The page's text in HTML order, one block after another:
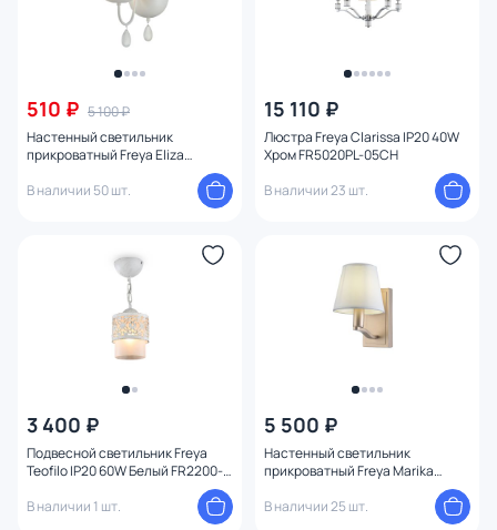
510 ₽ 5 100 ₽
Настенный светильник
прикроватный Freya Eliza
В наличии 50 шт.
15 110 ₽
Люстра Freya Clarissa IP20 40W
Хром FR5020PL-05CH
В наличии 23 шт.
3 400 ₽
Подвесной светильник Freya
Teofilo IP20 60W Белый FR2200-
В наличии 1 шт.
5 500 ₽
Настенный светильник
прикроватный Freya Marika
В наличии 25 шт.